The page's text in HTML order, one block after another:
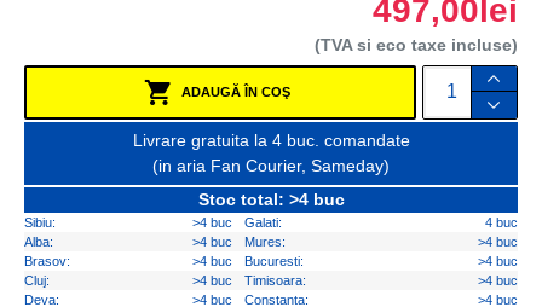
497,00lei
(TVA si eco taxe incluse)
ADAUGĂ ÎN COŞ
Livrare gratuita la 4 buc. comandate
(in aria Fan Courier, Sameday)
Stoc total: >4 buc
Sibiu: >4 buc Galati:
4 buc
Alba:
>4 buc Mures:
>4 buc
Brasov:
>4 buc Bucuresti:
>4 buc
Cluj:
>4 buc Timisoara:
>4 buc
Deva:
>4 buc Constanta: >4 buc